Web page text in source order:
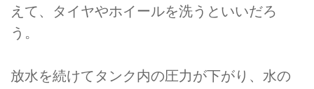
えて、タイヤやホイールを洗うといいだろ
う。
放水を続けてタンク内の圧力が下がり、水の